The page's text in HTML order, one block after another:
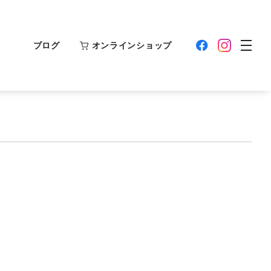
ブログ オンラインショップ